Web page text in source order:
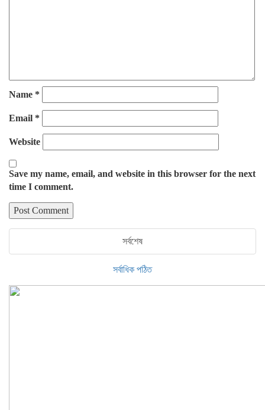
Name *
Email *
Website
Save my name, email, and website in this browser for the next
time I comment.
সর্বশেষ
সর্বাধিক পঠিত